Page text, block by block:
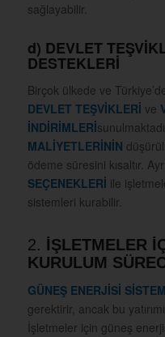
sağlayabilir.
d) DEVLET
DESTEKLERİ
Birçok ülkede ve
DEVLET TEŞVİKLERİ ve
İNDİRİMLERİ
MALİYETLERİNİN
ödeme süresini kısaltır.
SEÇENEKLERİ ile
sistemleri kurabilir.
2. İŞLETMELER
KURULUM
GÜNEŞ ENERJİSİ
gerektirir, ancak bu
İşletmeler için güneş